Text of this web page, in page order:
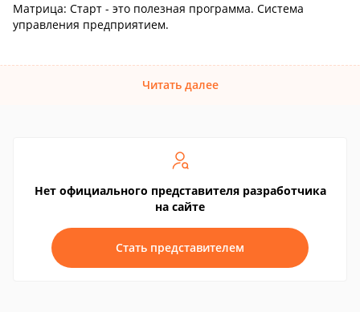
Матрица: Старт - это полезная программа. Система
управления предприятием.
Читать далее
Нет официального представителя разработчика
на сайте
Стать представителем